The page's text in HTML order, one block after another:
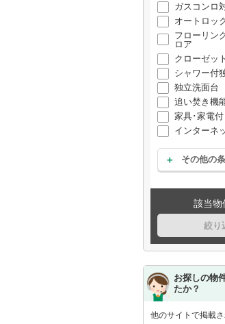
ガスコンロ
オートロッ
フローリン
ロア
クローゼット
シャワー付
独立洗面台
追い焚き機
家具･家電付
インターネ
その他の
該当物
絞り
お探しの物
たか？
他のサイトで掲載